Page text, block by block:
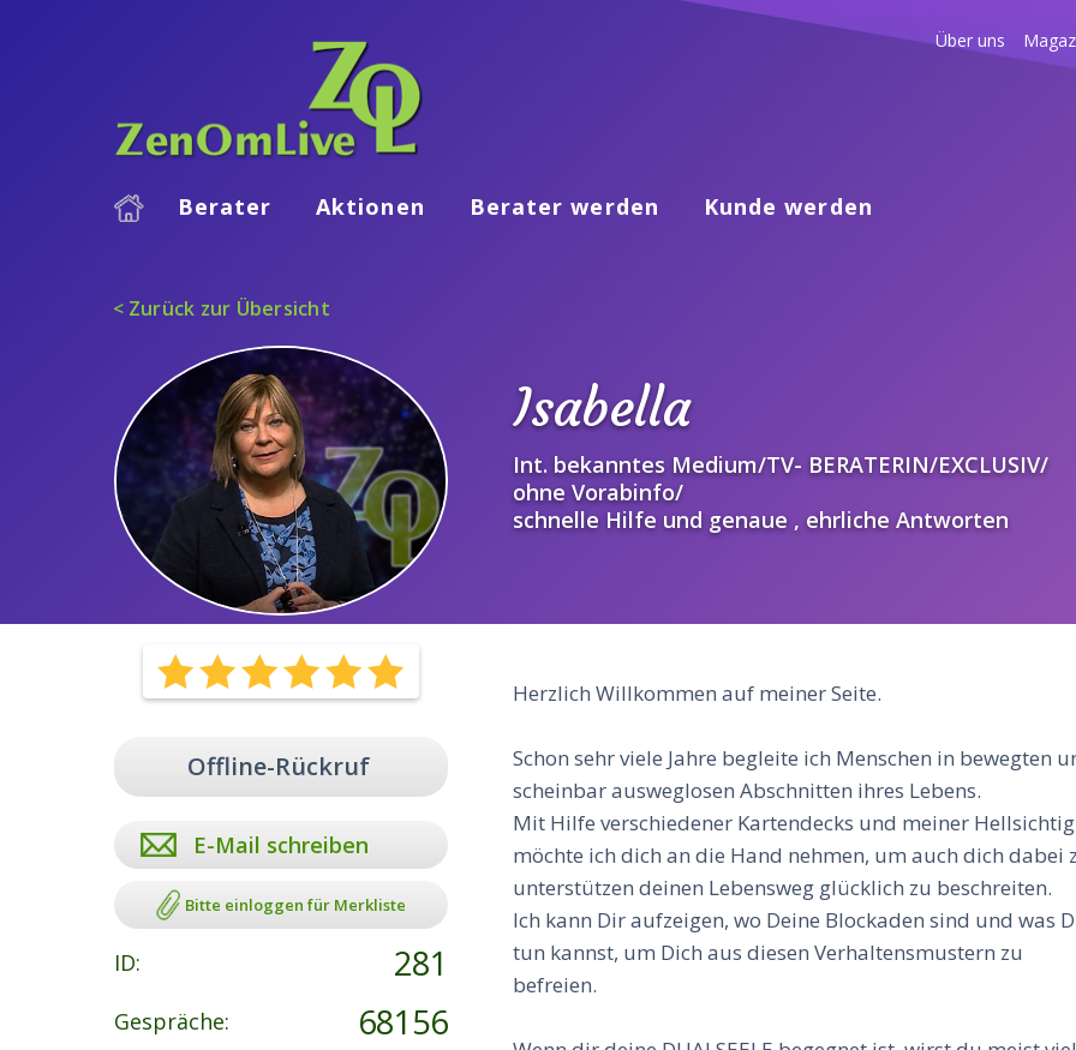
Berater Aktionen Berater werden Kunde werden
Über uns
< Zurück zur Übersicht
Isabella
Int. bekanntes Medium/TV- BERATERIN/EXCLUSIV/
ohne Vorabinfo/
schnelle Hilfe und genaue , ehrliche Antworten
Offline-Rückruf
E-Mail schreiben
Bitte einloggen für Merkliste
ID: 281
Gespräche: 68156
Herzlich Willkommen auf meiner Seite.
Schon sehr viele Jahre begleite ich Menschen in bewegten
scheinbar ausweglosen Abschnitten ihres Lebens.
Mit Hilfe verschiedener Kartendecks und meiner
möchte ich dich an die Hand nehmen, um auch dich dabei
unterstützen deinen Lebensweg glücklich zu beschreiten.
Ich kann Dir aufzeigen, wo Deine Blockaden sind und was
tun kannst, um Dich aus diesen Verhaltensmustern zu
befreien.